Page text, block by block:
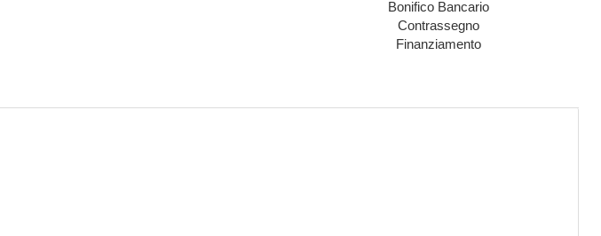
Bonifico Bancario
Contrassegno
Finanziamento